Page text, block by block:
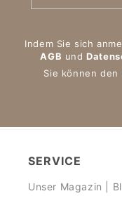
Indem Sie sich
AGB und
Sie können
SERVICE
Unser Magazin |